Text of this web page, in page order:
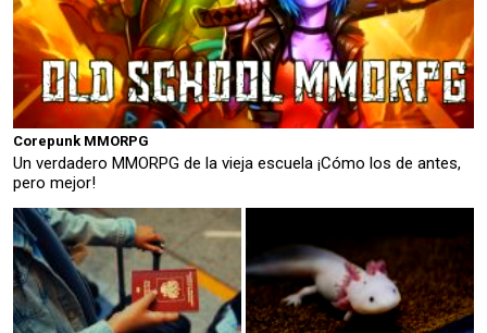
Corepunk MMORPG
Un verdadero MMORPG de la vieja escuela ¡Cómo los de antes,
pero mejor!